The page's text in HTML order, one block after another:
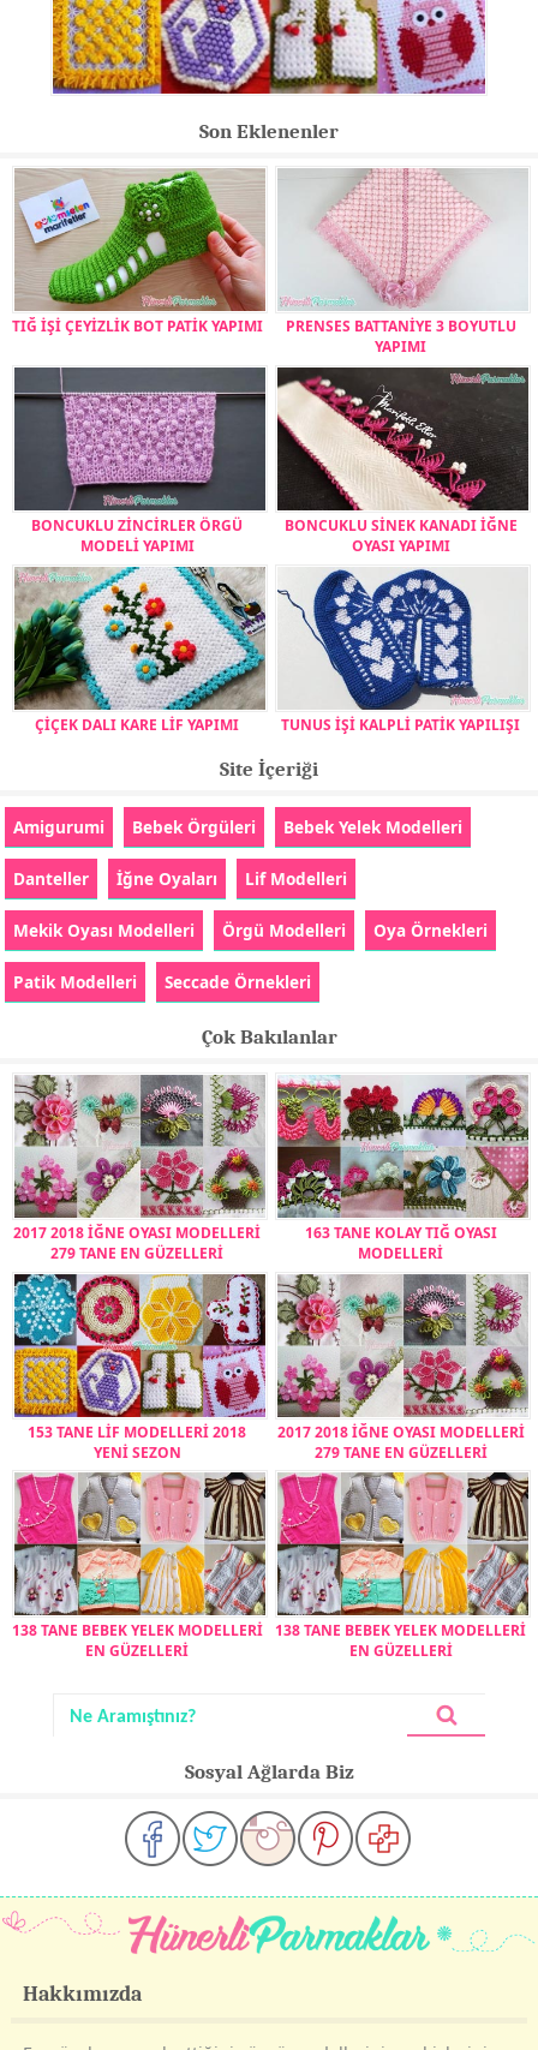
Son Eklenenler
TIĞ İŞİ ÇEYİZLİK BOT PATİK YAPIMI
PRENSES BATTANİYE 3 BOYUTLU
YAPIMI
BONCUKLU ZİNCİRLER ÖRGÜ
MODELİ YAPIMI
BONCUKLU SİNEK KANADI İĞNE
OYASI YAPIMI
ÇİÇEK DALI KARE LİF YAPIMI TUNUS İŞİ KALPLİ PATİK YAPILIŞI
Site İçeriği
Amigurumi Bebek Örgüleri Bebek Yelek Modelleri
Danteller İğne Oyaları Lif Modelleri
Mekik Oyası Modelleri Örgü Modelleri Oya Örnekleri
Patik Modelleri Seccade Örnekleri
Çok Bakılanlar
2017 2018 İĞNE OYASI MODELLERİ
279 TANE EN GÜZELLERİ
163 TANE KOLAY TIĞ OYASI
MODELLERİ
153 TANE LİF MODELLERİ 2018
YENİ SEZON
2017 2018 İĞNE OYASI MODELLERİ
279 TANE EN GÜZELLERİ
138 TANE BEBEK YELEK MODELLERİ
EN GÜZELLERİ
138 TANE BEBEK YELEK MODELLERİ
EN GÜZELLERİ
Sosyal Ağlarda Biz
Hakkımızda